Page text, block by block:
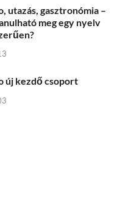
utazás, gasztronómia –
meg egy nyelv
új kezdő csoport